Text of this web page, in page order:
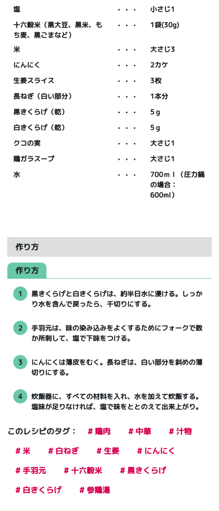
塩
・・・
小さじ1
十六穀米（黒大豆、黒米、も
ち麦、黒ごまなど）
・・・ 1袋(30g)
米 ・・・
大さじ3
にんにく
・・・
2カケ
生姜スライス
・・・
3枚
長ねぎ（白い部分）
・・・
1本分
黒きくらげ（乾）
・・・
5ｇ
白きくらげ（乾）
・・・
5ｇ
クコの実
・・・
大さじ1
鶏ガラスープ
・・・
大さじ1
水
・・・
700ｍｌ（圧力鍋
の場合：
600ml）
作り方
作り方
1
黒きくらげと白きくらげは、約半日水に浸ける。しっか
り水を含んで戻ったら、千切りにする。
2
手羽元は、味の染み込みをよくするためにフォークで数
か所刺して、塩で下味をつける。
3
にんにくは薄皮をむく。長ねぎは、白い部分を斜めの薄
切りにする。
4
炊飯器に、すべての材料を入れ、水を加えて炊飯する。
塩味が足りなければ、塩で味をととのえて出来上がり。
このレシピのタグ： # 鶏肉 # 中華
# 汁物
# 米
# 白ねぎ # 生姜
# にんにく
# 手羽元
# 十六穀米
# 黒きくらげ
# 白きくらげ
# 参鶏湯